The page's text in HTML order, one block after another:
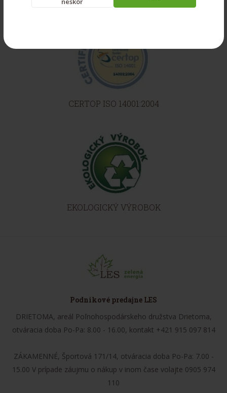
CERTOP ISO 14001:2004
EKOLOGICKÝ VÝROBOK
Podnikové predajne LES
DRIETOMA, areál Poľnohospodárskeho družstva Drietoma,
otváracia doba Po-Pa: 8.00 - 16.00, kontakt +421 915 097 814
ZÁKAMENNÉ, Športová 171/14, otváracia doba Po-Pa: 7.00 -
15.00 V prípade záujmu o nákup v inom čase volajte 0905 974
110